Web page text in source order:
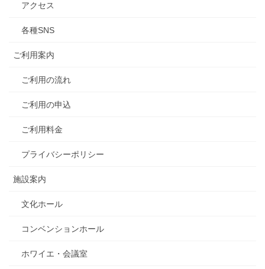
アクセス
各種SNS
ご利用案内
ご利用の流れ
ご利用の申込
ご利用料金
プライバシーポリシー
施設案内
文化ホール
コンベンションホール
ホワイエ・会議室